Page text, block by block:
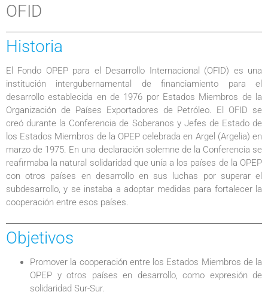
OFID
Historia
El Fondo OPEP para el Desarrollo Internacional (OFID) es una
institución intergubernamental de financiamiento para el
desarrollo establecida en de 1976 por Estados Miembros de la
Organización de Países Exportadores de Petróleo. El OFID se
creó durante la Conferencia de Soberanos y Jefes de Estado de
los Estados Miembros de la OPEP celebrada en Argel (Argelia) en
marzo de 1975. En una declaración solemne de la Conferencia se
reafirmaba la natural solidaridad que unía a los países de la OPEP
con otros países en desarrollo en sus luchas por superar el
subdesarrollo, y se instaba a adoptar medidas para fortalecer la
cooperación entre esos países.
Objetivos
Promover la cooperación entre los Estados Miembros de la
OPEP y otros países en desarrollo, como expresión de
solidaridad Sur-Sur.